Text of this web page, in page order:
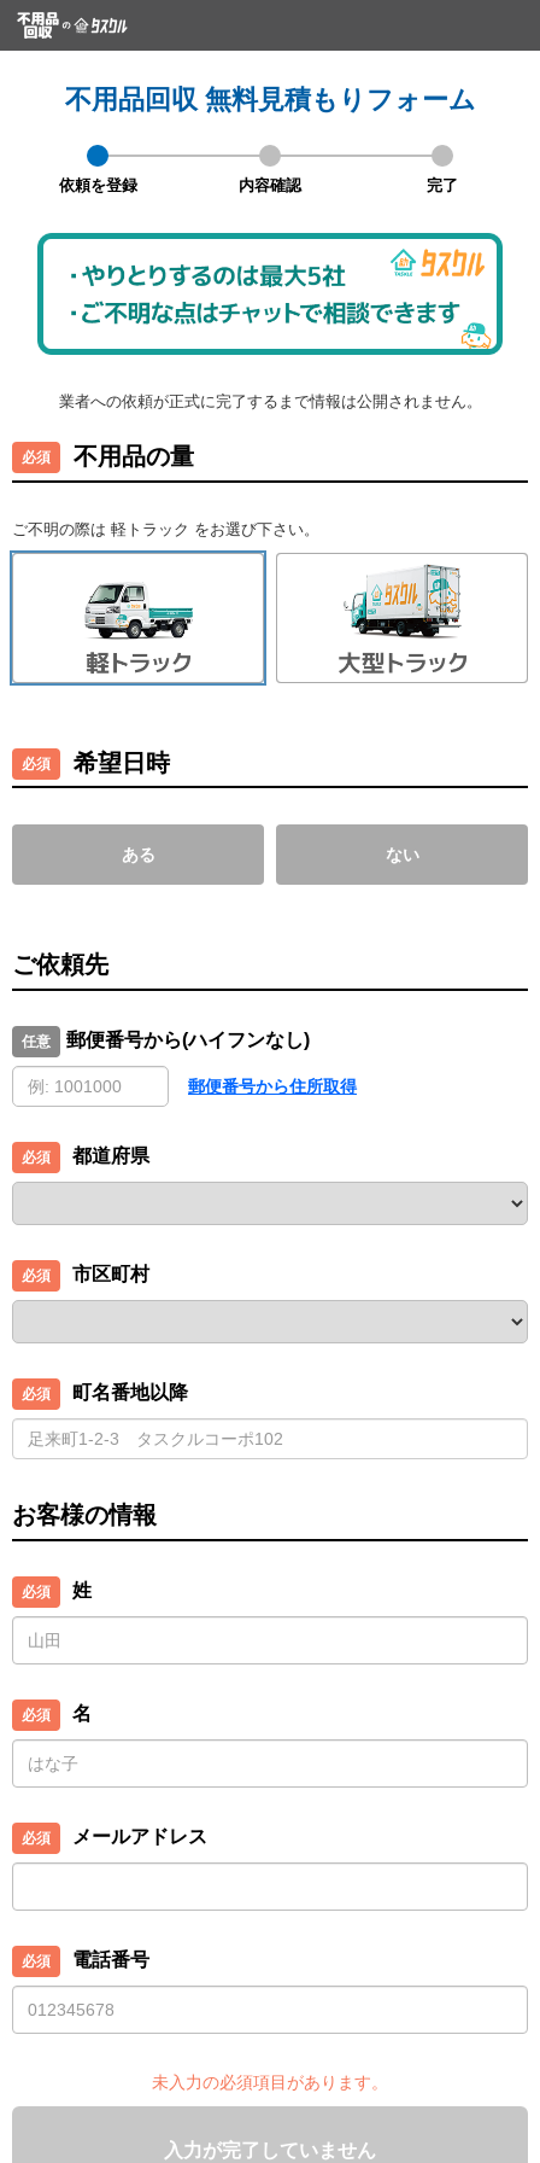
不用品回収 無料見積もりフォーム
依頼を登録 内容確認 完了
業者への依頼が正式に完了するまで情報は公開されません。
不用品の量
ご不明の際は 軽トラック をお選び下さい。
希望日時
ある ない
ご依頼先
郵便番号から(ハイフンなし)
郵便番号から住所取得
都道府県
市区町村
町名番地以降
お客様の情報
姓
名
メールアドレス
電話番号
未入力の必須項目があります。